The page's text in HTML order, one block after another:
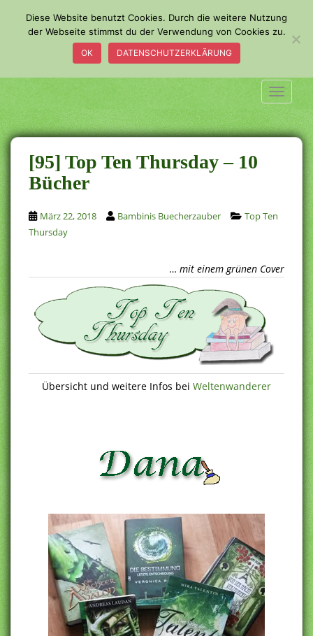
a
i
n
c
o
n
t
e
n
t
[95] Top Ten Thursday – 10
Bücher
März 22, 2018 Bambinis Buecherzauber
Top Ten
Thursday
… mit einem grünen Cover
Übersicht und weitere Infos bei Weltenwanderer
Diese Website benutzt Cookies. Durch die weitere Nutzung
der Webseite stimmst du der Verwendung von Cookies zu.
OK DATENSCHUTZERKLÄRUNG